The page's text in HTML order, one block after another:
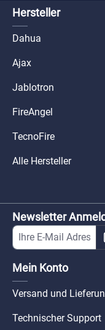
Hersteller
Dahua
Ajax
Jablotron
FireAngel
TecnoFire
Alle Hersteller
Newsletter
Mein Konto
Versand und
Technischer Support